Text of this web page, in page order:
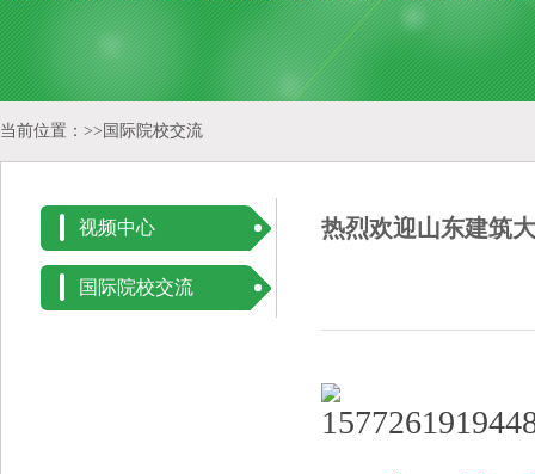
当前位置：>> 国际院校交流
视频中心
国际院校交流
热烈欢迎山东建筑